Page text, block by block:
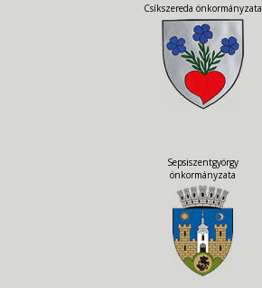
Csíkszereda önkormányzata
Sepsiszentgyörgy
önkormányzata